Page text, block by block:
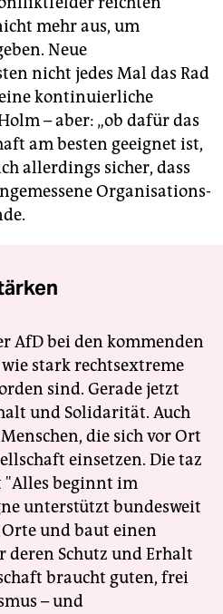
mehr aus, um
Neue
nicht jedes Mal das Rad
kontinuierliche
– aber: „ob dafür das
am besten geeignet ist,
allerdings sicher, dass
Organisations-
AfD bei den kommenden
stark rechtsextreme
sind. Gerade jetzt
und Solidarität. Auch
die sich vor Ort
einsetzen. Die taz
"Alles beginnt im
unterstützt bundesweit
und baut einen
deren Schutz und Erhalt
braucht guten, frei
– und